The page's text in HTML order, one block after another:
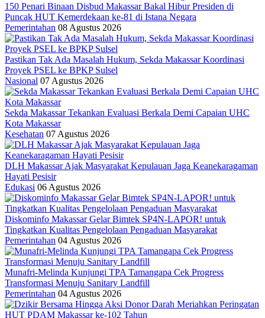
150 Penari Binaan Disbud Makassar Bakal Hibur Presiden di
Puncak HUT Kemerdekaan ke-81 di Istana Negara
Pemerintahan 08 Agustus 2026
Pastikan Tak Ada Masalah Hukum, Sekda Makassar Koordinasi
Proyek PSEL ke BPKP Sulsel
Nasional 07 Agustus 2026
Sekda Makassar Tekankan Evaluasi Berkala Demi Capaian UHC
Kota Makassar
Kesehatan 07 Agustus 2026
DLH Makassar Ajak Masyarakat Kepulauan Jaga Keanekaragaman
Hayati Pesisir
Edukasi 06 Agustus 2026
Diskominfo Makassar Gelar Bimtek SP4N-LAPOR! untuk
Tingkatkan Kualitas Pengelolaan Pengaduan Masyarakat
Pemerintahan 04 Agustus 2026
Munafri-Melinda Kunjungi TPA Tamangapa Cek Progress
Transformasi Menuju Sanitary Landfill
Pemerintahan 04 Agustus 2026